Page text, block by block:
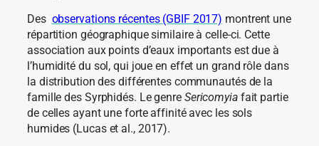
Des observations récentes (GBIF 2017) montrent une
répartition géographique similaire à celle-ci. Cette
association aux points d’eaux importants est due à
l’humidité du sol, qui joue en effet un grand rôle dans
la distribution des différentes communautés de la
famille des Syrphidés. Le genre Sericomyia fait partie
de celles ayant une forte affinité avec les sols
humides (Lucas et al., 2017).